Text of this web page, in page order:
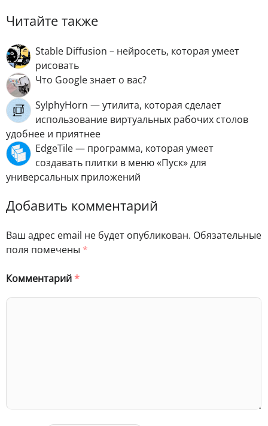
Читайте также
Stable Diffusion – нейросеть, которая умеет
рисовать
Что Google знает о вас?
SylphyHorn — утилита, которая сделает
использование виртуальных рабочих столов
удобнее и приятнее
EdgeTile — программа, которая умеет
создавать плитки в меню «Пуск» для
универсальных приложений
Добавить комментарий
Ваш адрес email не будет опубликован. Обязательные
поля помечены *
Комментарий*